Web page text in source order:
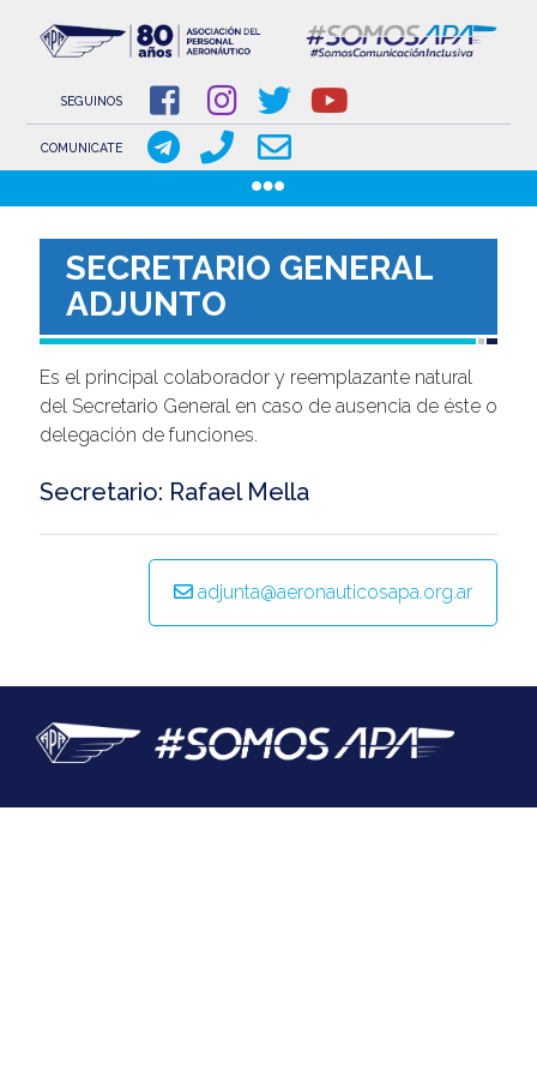
contenido
principal
SEGUINOS
COMUNICATE
SECRETARIO GENERAL
ADJUNTO
Es el principal colaborador y reemplazante natural
del Secretario General en caso de ausencia de éste o
delegación de funciones.
Secretario: Rafael Mella
adjunta@aeronauticosapa.org.ar
NOVEDADES
NOTICIAS
COMUNICACIONES
COMUNICACIONES DE LOS GREMIOS AERONÁUTICOS
DOCUMENTOS
INSTITUCIONAL
SOBRE APA
COMISIÓN DIRECTIVA
www.aeronauticosapa.org.ar
Apa Aeronauticos
@apaeronauticos
(011) 4823 0294
OTRAS SECCIONES
ELECCIÓN DE DELEGADXS